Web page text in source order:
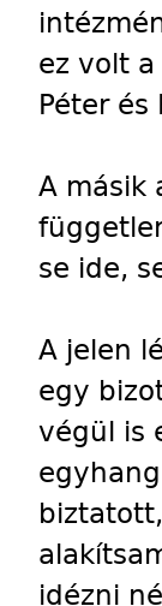
ez volt
Péter és
A másik
se ide,
A jelen
egy
végül is
idézni